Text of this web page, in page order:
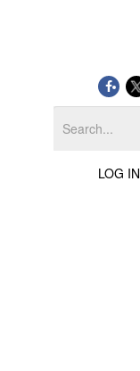
LOG IN